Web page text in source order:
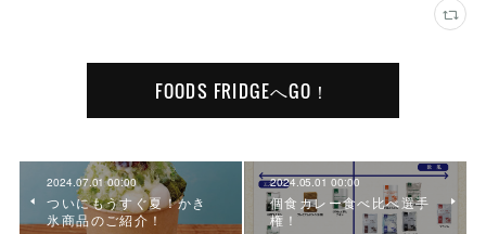
FOODS FRIDGEへGO！
2024.07.01 00:00
ついにもうすぐ夏！かき
氷商品のご紹介！
2024.05.01 00:00
個食カレー食べ比べ選手
権！